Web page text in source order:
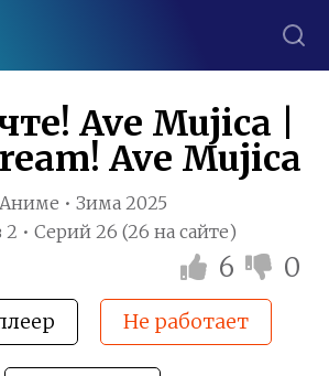
Ave Mujica |
Ave Mujica
Аниме • Зима 2025
2 • Серий 26 (26 на сайте)
6 0
Не работает